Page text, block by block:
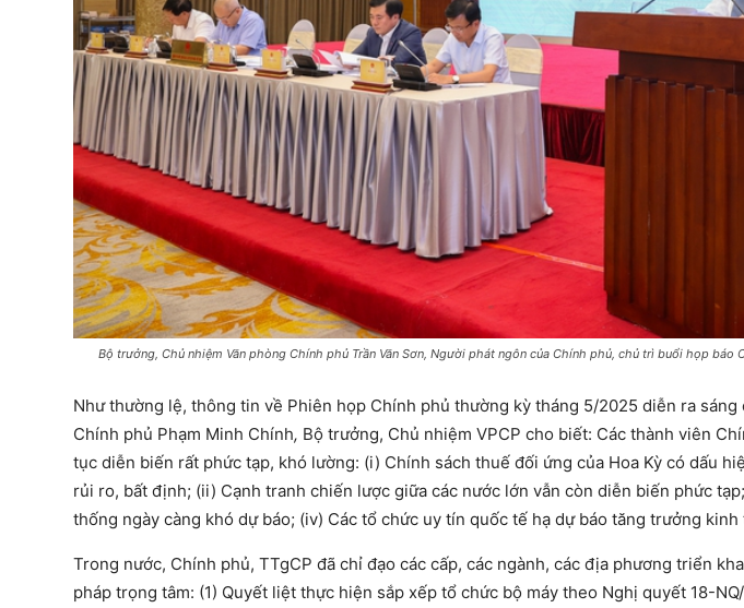
Bộ trưởng, Chủ nhiệm Văn phòng Chính phủ Trần Văn Sơn, Người phát ngôn của Chính phủ, chủ trì buổi họp báo
Như thường lệ, thông tin về Phiên họp Chính phủ thường kỳ tháng 5/2025 diễn ra
Chính phủ Phạm Minh Chính, Bộ trưởng, Chủ nhiệm VPCP cho biết: Các thành viên
tục diễn biến rất phức tạp, khó lường: (i) Chính sách thuế đối ứng của Hoa Kỳ có dấu
rủi ro, bất định; (ii) Cạnh tranh chiến lược giữa các nước lớn vẫn còn diễn biến phức
thống ngày càng khó dự báo; (iv) Các tổ chức uy tín quốc tế hạ dự báo tăng trưởng
Trong nước, Chính phủ, TTgCP đã chỉ đạo các cấp, các ngành, các địa phương triển
pháp trọng tâm: (1) Quyết liệt thực hiện sắp xếp tổ chức bộ máy theo Nghị quyết 18-